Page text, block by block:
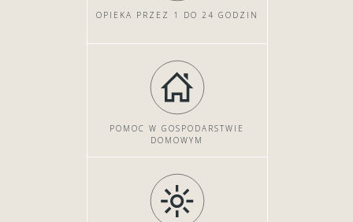
OPIEKA PRZEZ 1 DO 24 GODZIN
POMOC W GOSPODARSTWIE
DOMOWYM